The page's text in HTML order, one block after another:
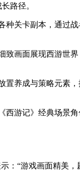
路径。
种关卡副本，通过战
致画面展现西游世
置养成与策略元素
西游记》经典场景
：“游戏画面精美